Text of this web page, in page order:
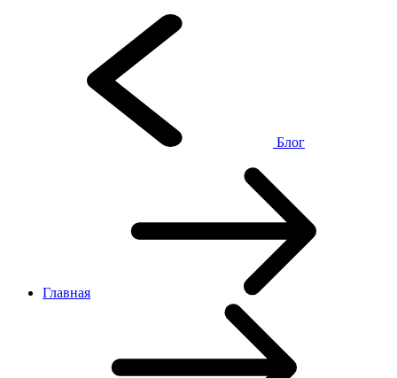
Блог
Главная